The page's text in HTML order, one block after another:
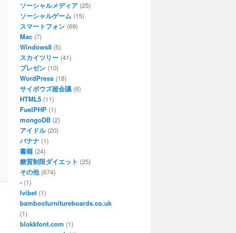
ソーシャルメディア (25)
ソーシャルゲーム (15)
スマートフォン (69)
Mac (7)
Windows8 (5)
スカイツリー (41)
プレゼン (10)
WordPress (18)
サイボウズ超会議 (6)
HTML5 (11)
FuelPHP (1)
mongoDB (2)
アイドル(20)
バナナ (1)
書籍 (24)
糖質制限ダイエット (25)
その他(674)
- (1)
Ivibet (1)
bamboofurnitureboards.co.uk
(1)
blokkfont.com (1)